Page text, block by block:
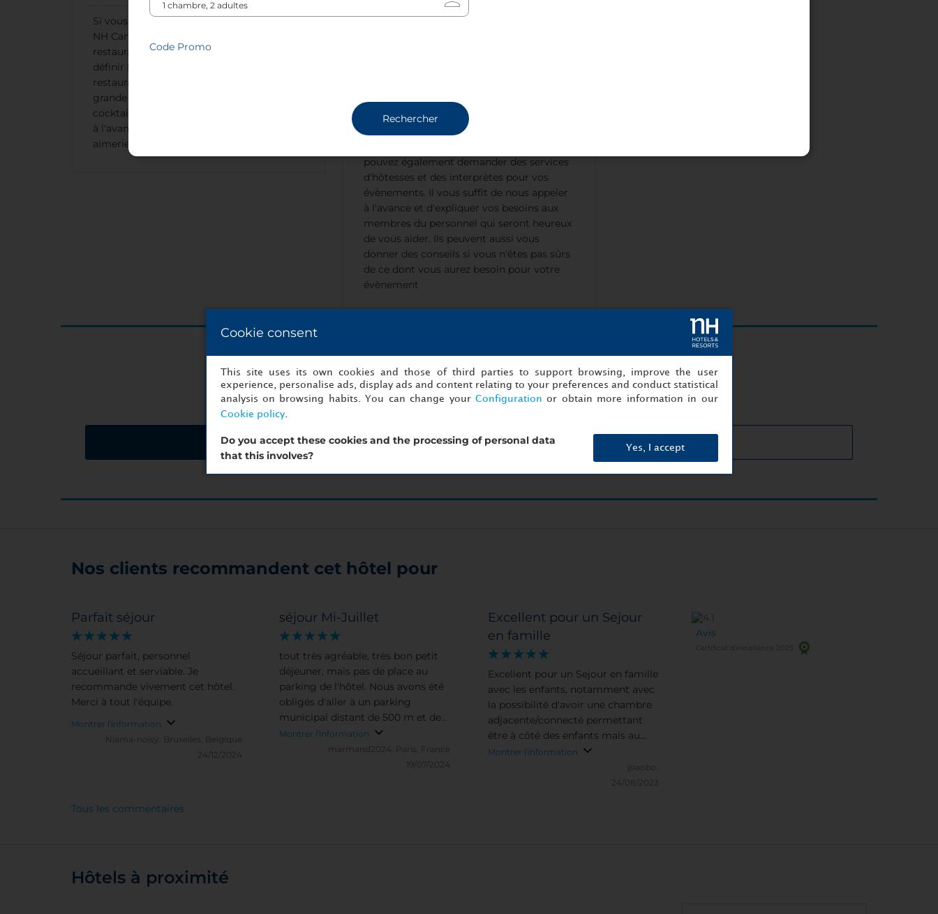
Si vous organisez un évènement à l'hôtel
NH Canciller Ayala Vitoria, le personnel du
restaurant Quejana peut vous aider afin de
définir le plan de menu idéal. Un service de
restauration peut être assuré pour une
grande diversité d'évènements. Des menus
cocktail sont également proposés. Appelez
à l'avance pour nous expliquer ce que vous
aimeriez qu'il vous soit proposé.
est proposé, tout comme un service de
voiture pour vous emmener dans la ville.
Des petit-déjeuner privés peuvent être
pouvez également demander des services
d'hôtesses et des interprètes pour vos
évènements. Il vous suffit de nous appeler
à l'avance et d'expliquer vos besoins aux
membres du personnel qui seront heureux
de vous aider. Ils peuvent aussi vous
donner des conseils si vous n'êtes pas sûrs
de ce dont vous aurez besoin pour votre
évènement
Vous n'êtes qu'à un clic de votre prochain événement réussi
Commencez à préparer dès maintenant !
Demandez un devis Carácteristiques des salles
Nos clients recommandent cet hôtel pour
Parfait séjour
Séjour parfait, personnel
accueillant et serviable. Je
recommande vivement cet hôtel.
Merci à tout l'équipe.
Montrer l'information
Niama-noisy.
Bruxelles, Belgique
24/12/2024
séjour Mi-Juillet
tout très agréable, très bon petit
déjeuner, mais pas de place au
parking de l'hôtel. Nous avons été
obligés d'aller à un parking
municipal distant de 500 m et de
revenir avec nos valises.
Montrer l'information
marmand2024.
Paris, France
19/07/2024
Excellent pour un Sejour
en famille
Excellent pour un Sejour en famille
avec les enfants, notamment avec
la possibilité d'avoir une chambre
adjacente/connecté permettant
être à côté des enfants mais au
meme temps isolés pour mieux
Montrer l'information
joaobo.
24/08/2023
Avis
Certificat d’excellence 2025
Tous les commentaires
Hôtels à proximité
Code Promo
Rechercher
Cookie consent
This site uses its own cookies and those of third parties to support browsing, improve the user
experience, personalise ads, display ads and content relating to your preferences and conduct statistical
analysis on browsing habits. You can change your Configuration or obtain more information in our
Cookie policy.
Do you accept these cookies and the processing of personal data
that this involves?
Yes, I accept